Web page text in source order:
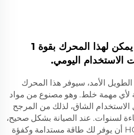
مُصمم ليدوم طويلاً، يمكن لهذا المحرك بقوة 1
اليومي.
الأمد، سيوفر هذا المحرك
لأي مهمة خلط. وهو مصنوع من مواد
الشاق، لذلك من المرجح
لسنوات. عند الصيانة بشكل صحيح،
يمكن للمحرك HONGMA أن يوفر لك طاقة مستدامة وكفؤة